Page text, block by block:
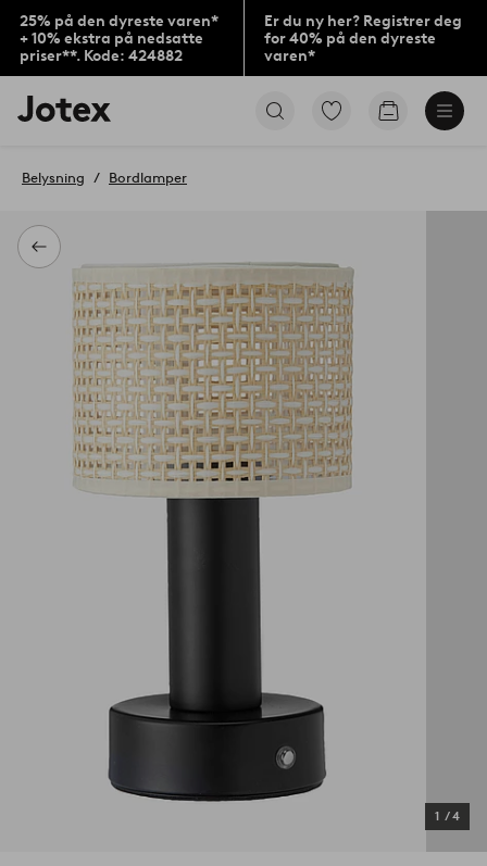
25% på den dyreste varen*
+ 10% ekstra på nedsatte
priser**. Kode: 424882
Er du ny her? Registrer deg
for 40% på den dyreste
varen*
Jotex’
logo
til
Gå
Gå
Tilbake
Belysning Bordlamper
1 /4